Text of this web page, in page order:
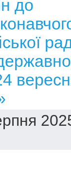
до